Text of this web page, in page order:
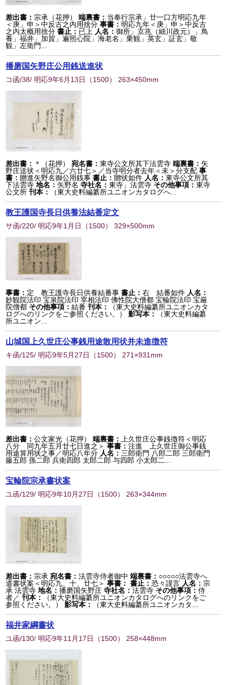
差出書： 宗承（花押） 端裏書： 当奉行宗承」廿一口方明応九年
＜庚」申＞中反古之内用捨分 事書： 明応九年＜庚」申＞中反古
之内太概用捨分書止： 已上 人名：御所」京兆（細川政元）」鳥
養」福井」加賀」遍照心院」海老名」乗観」英玄」証玄」敬
観」左衛門...
播磨国矢野庄公用銭送進状
コ函/38/ 明応9年6月13日 （1500） 263×450mm
差出書： ＊（花押） 宛名書：東寺公文所其下法雲寺 端裏書： 矢
野庄送状＜明応九／六廿七＞／当寺明分者去年＜未＞分支配 事
書： 贈進矢野名御公用銭事書止： 贈状如件 人名：東寺公文所其
下法雲寺 地名： 矢野名 寺社名：東寺」法雲寺 その他事項：東寺
公文所刊本： （東大史料編纂所ユニオンカタログへ...
教王護国寺長日供養法結番定文
サ函/220/ 明応9年1月日 （1500） 329×500mm
事書： 定 教王護寺長日供養結番事書止：右 結番如件 人名：
妙観院法印 宝泉院法印 宰相法印 佛性院大僧都 宝輪院法印 宝厳
院僧都 その他事項：結番 刊本：
（東大史料編纂所ユニオンカタ
ログへのリンクをご参照ください。）
影写本：
（東大史料編纂
所ユニオン...
山城国上久世庄公事銭用途散用状并未進徴符
キ函/125/ 明応9年5月27日 （1500） 271×931mm
差出書：公文家光（花押） 端裏書：
上久世庄公事銭徴符＜明応
八分 同九年五月廿七日進之＞ 事書：注進 上久世庄御公事銭
用途算用状之事／明応八年分 人名： 三郎衛門 八郎二郎 三郎衛門
藤五郎 孫二郎 兵衛四郎 太郎二郎 与四郎 小太郎二...
宝輪院宗承書状案
ユ函/129/ 明応9年10月27日 （1500） 263×344mm
差出書： 宗承 宛名書：法雲寺侍者御中 端裏書： ○○○○○法雲寺へ
遣書状案＜明応九、十、廿七＞ 事書： 書止：恐々謹言 人名： 宗
承 法雲寺 地名：播磨国矢野庄 寺社名：法雲寺 その他事項：侍
者／ 刊本：
（東大史料編纂所ユニオンカタログへのリンクをご
参照ください。）
影写本： （東大史料編纂所ユニオンカタ...
福井家綱書状
ユ函/130/ 明応9年11月17日 （1500） 258×448mm